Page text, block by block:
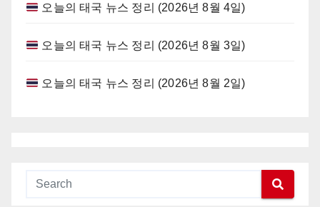
오늘의 태국 뉴스 정리 (2026년 8월 4일)
오늘의 태국 뉴스 정리 (2026년 8월 3일)
오늘의 태국 뉴스 정리 (2026년 8월 2일)